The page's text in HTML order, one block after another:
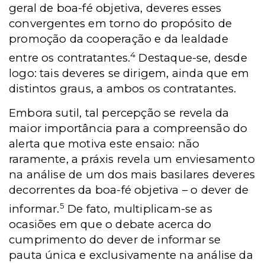
geral de boa-fé objetiva, deveres esses
convergentes em torno do propósito de
promoção da cooperação e da lealdade
entre os contratantes.4 Destaque-se, desde
logo: tais deveres se dirigem, ainda que em
distintos graus, a ambos os contratantes.
Embora sutil, tal percepção se revela da
maior importância para a compreensão do
alerta que motiva este ensaio: não
raramente, a práxis revela um enviesamento
na análise de um dos mais basilares deveres
decorrentes da boa-fé objetiva – o dever de
informar.5 De fato, multiplicam-se as
ocasiões em que o debate acerca do
cumprimento do dever de informar se
pauta única e exclusivamente na análise da